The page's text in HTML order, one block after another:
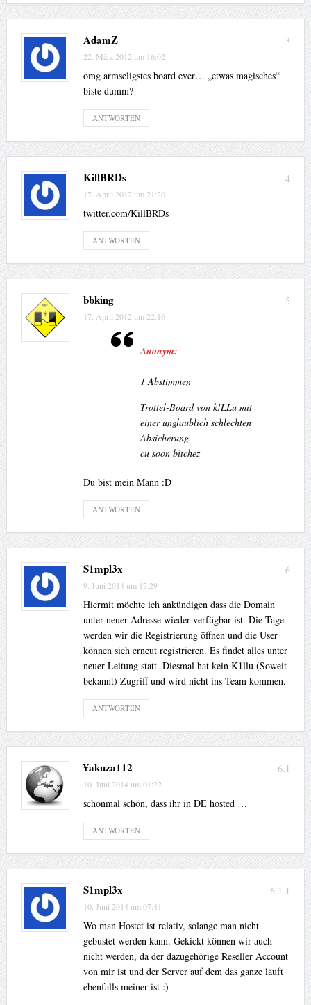
3
AdamZ
22. März 2012 um 16:02
omg armseligstes board ever… „etwas magisches“
biste dumm?
ANTWORTEN
4
KillBRDs
17. April 2012 um 21:20
twitter.com/KillBRDs
ANTWORTEN
5
bbking
17. April 2012 um 22:16
Anonym:
1 Abstimmen
Trottel-Board von k!LLu mit
einer unglaublich schlechten
Absicherung.
cu soon bitchez
Du bist mein Mann :D
ANTWORTEN
6
S1mpl3x
9. Juni 2014 um 17:29
Hiermit möchte ich ankündigen dass die Domain
unter neuer Adresse wieder verfügbar ist. Die Tage
werden wir die Registrierung öffnen und die User
können sich erneut registrieren. Es findet alles unter
neuer Leitung statt. Diesmal hat kein K1llu (Soweit
bekannt) Zugriff und wird nicht ins Team kommen.
ANTWORTEN
6.1
¥akuza112
10. Juni 2014 um 01:22
schonmal schön, dass ihr in DE hosted …
ANTWORTEN
6.1.1
S1mpl3x
10. Juni 2014 um 07:41
Wo man Hostet ist relativ, solange man nicht
gebustet werden kann. Gekickt können wir auch
nicht werden, da der dazugehörige Reseller Account
von mir ist und der Server auf dem das ganze läuft
ebenfalls meiner ist :)